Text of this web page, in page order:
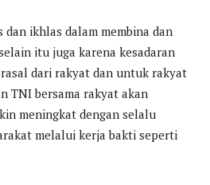
ikhlas dalam membina dan
itu juga karena kesadaran
dari rakyat dan untuk rakyat
TNI bersama rakyat akan
meningkat dengan selalu
melalui kerja bakti seperti